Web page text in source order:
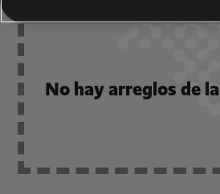
No hay arreglos de